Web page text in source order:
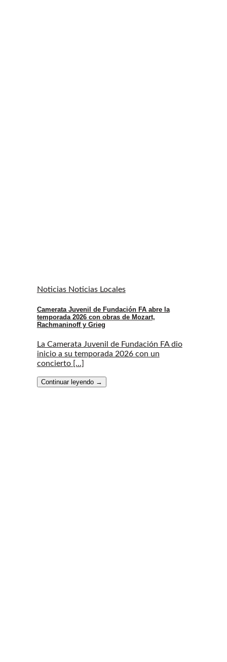
Noticias Noticias Locales
Camerata Juvenil de Fundación FA abre la
temporada 2026 con obras de Mozart,
Rachmaninoff y Grieg
La Camerata Juvenil de Fundación FA dio
inicio a su temporada 2026 con un
concierto [...]
Continuar leyendo →